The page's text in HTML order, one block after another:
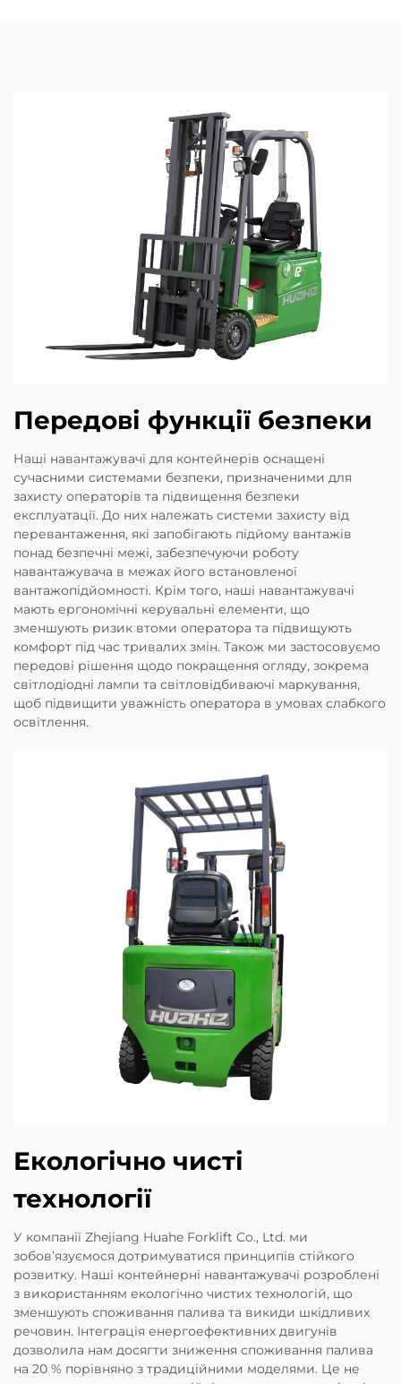
Передові функції безпеки
Наші навантажувачі для контейнерів оснащені
сучасними системами безпеки, призначеними для
захисту операторів та підвищення безпеки
експлуатації. До них належать системи захисту від
перевантаження, які запобігають підйому вантажів
понад безпечні межі, забезпечуючи роботу
навантажувача в межах його встановленої
вантажопідйомності. Крім того, наші навантажувачі
мають ергономічні керувальні елементи, що
зменшують ризик втоми оператора та підвищують
комфорт під час тривалих змін. Також ми застосовуємо
передові рішення щодо покращення огляду, зокрема
світлодіодні лампи та світловідбиваючі маркування,
щоб підвищити уважність оператора в умовах слабкого
освітлення.
Екологічно чисті
технології
У компанії Zhejiang Huahe Forklift Co., Ltd. ми
зобов’язуємося дотримуватися принципів стійкого
розвитку. Наші контейнерні навантажувачі розроблені
з використанням екологічно чистих технологій, що
зменшують споживання палива та викиди шкідливих
речовин. Інтеграція енергоефективних двигунів
дозволила нам досягти зниження споживання палива
на 20 % порівняно з традиційними моделями. Це не